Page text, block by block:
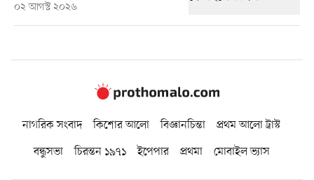
০২ আগস্ট ২০২৬
নাগরিক সংবাদ কিশোর আলো বিজ্ঞানচিন্তা
প্রথম আলো ট্রাস্ট
বন্ধুসভা
চিরন্তন ১৯৭১ ইপেপার প্রথমা মোবাইল ভ্যাস